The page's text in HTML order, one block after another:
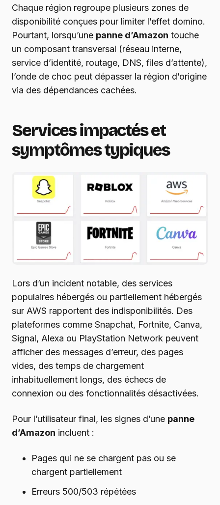
Chaque région regroupe plusieurs zones de
disponibilité conçues pour limiter l’effet domino.
Pourtant, lorsqu’une panne d’Amazon touche
un composant transversal (réseau interne,
service d’identité, routage, DNS, files d’attente),
l’onde de choc peut dépasser la région d’origine
via des dépendances cachées.
Services impactés et
symptômes typiques
Lors d’un incident notable, des services
populaires hébergés ou partiellement hébergés
sur AWS rapportent des indisponibilités. Des
plateformes comme Snapchat, Fortnite, Canva,
Signal, Alexa ou PlayStation Network peuvent
afficher des messages d’erreur, des pages
vides, des temps de chargement
inhabituellement longs, des échecs de
connexion ou des fonctionnalités désactivées.
Pour l’utilisateur final, les signes d’une panne
d’Amazon incluent :
Pages qui ne se chargent pas ou se
chargent partiellement
Erreurs 500/503 répétées